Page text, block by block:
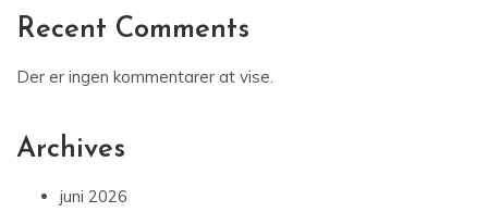
Recent Comments
Der er ingen kommentarer at vise.
Archives
juni 2026